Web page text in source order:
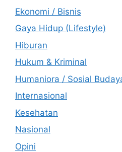
Ekonomi / Bisnis
Gaya Hidup (Lifestyle)
Hiburan
Hukum & Kriminal
Humaniora / Sosial
Internasional
Kesehatan
Nasional
Opini